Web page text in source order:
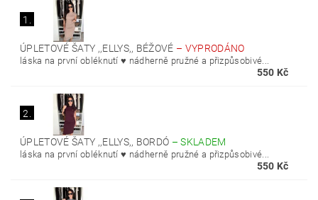
1.
ÚPLETOVÉ ŠATY ,,ELLYS,, BÉŽOVÉ – VYPRODÁNO
láska na první obléknutí ♥️ nádherně pružné a přizpůsobivé...
550 Kč
2.
ÚPLETOVÉ ŠATY ,,ELLYS,, BORDÓ –SKLADEM
láska na první obléknutí ♥️ nádherně pružné a přizpůsobivé...
550 Kč